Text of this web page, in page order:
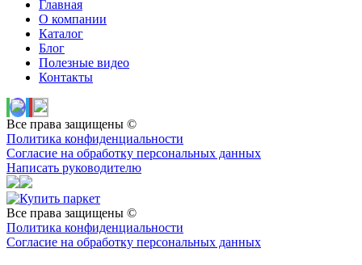
Главная
О компании
Каталог
Блог
Полезные видео
Контакты
Все права защищены ©
Политика конфиденциальности
Согласие на обработку персональных данных
Написать руководителю
Все права защищены ©
Политика конфиденциальности
Согласие на обработку персональных данных